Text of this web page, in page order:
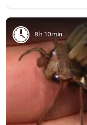
8 h 10 min